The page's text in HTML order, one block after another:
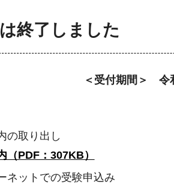
終了しました
＜受付期間＞ 令
の取り出し
（PDF：307KB）
ネットでの受験申込み